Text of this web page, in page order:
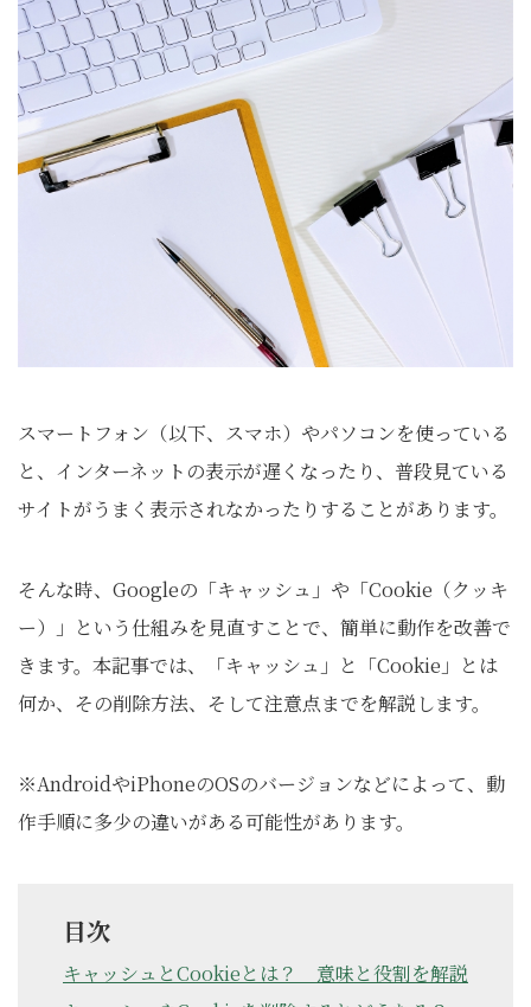
スマートフォン（以下、スマホ）やパソコンを使っている
と、インターネットの表示が遅くなったり、普段見ている
サイトがうまく表示されなかったりすることがあります。
そんな時、Googleの「キャッシュ」や「Cookie（クッキ
ー）」という仕組みを見直すことで、簡単に動作を改善で
きます。本記事では、「キャッシュ」と「Cookie」とは
何か、その削除方法、そして注意点までを解説します。
※AndroidやiPhoneのOSのバージョンなどによって、動
作手順に多少の違いがある可能性があります。
目次
キャッシュとCookieとは？ 意味と役割を解説